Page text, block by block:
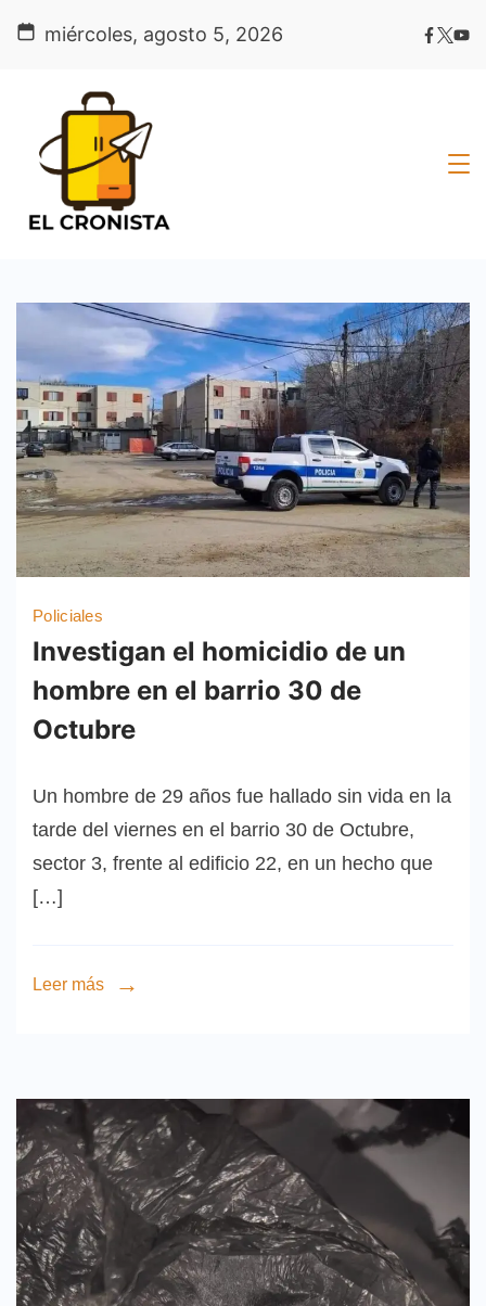
miércoles, agosto 5, 2026
Policiales
Investigan el homicidio de un
hombre en el barrio 30 de
Octubre
Un hombre de 29 años fue hallado sin vida en la
tarde del viernes en el barrio 30 de Octubre,
sector 3, frente al edificio 22, en un hecho que
[…]
Leer más